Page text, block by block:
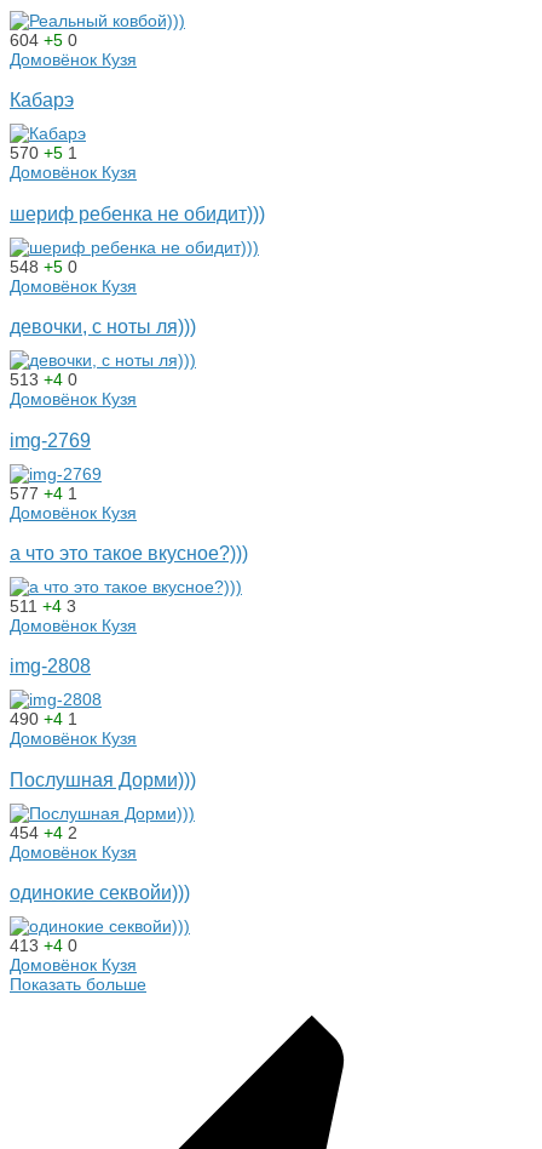
604 +5 0
Домовёнок Кузя
Кабарэ
570 +5 1
Домовёнок Кузя
шериф ребенка не обидит)))
548 +5 0
Домовёнок Кузя
девочки, с ноты ля)))
513 +4 0
Домовёнок Кузя
img-2769
577 +4 1
Домовёнок Кузя
а что это такое вкусное?)))
511 +4 3
Домовёнок Кузя
img-2808
490 +4 1
Домовёнок Кузя
Послушная Дорми)))
454 +4 2
Домовёнок Кузя
одинокие секвойи)))
413 +4 0
Домовёнок Кузя
Показать больше